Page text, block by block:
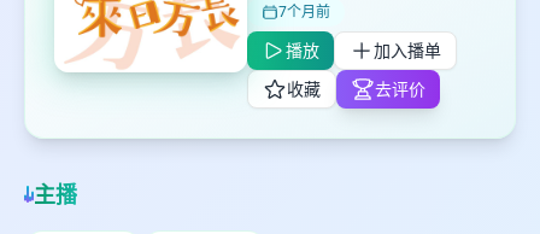
7个月前
播放
加入播单
收藏
去评价
主播最长200字
取消 确认删除